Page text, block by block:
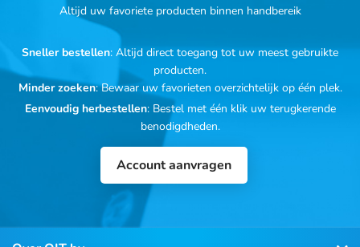
Altijd uw favoriete producten binnen handbereik
Sneller bestellen: Altijd direct toegang tot uw meest gebruikte
producten.
Minder zoeken: Bewaar uw favorieten overzichtelijk op één plek.
Eenvoudig herbestellen: Bestel met één klik uw terugkerende
benodigdheden.
Account aanvragen